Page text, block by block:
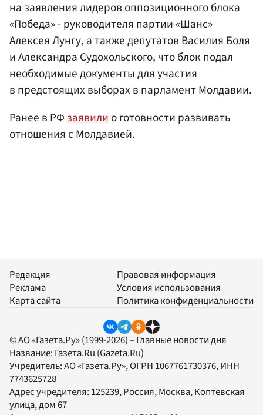
на заявления лидеров оппозиционного блока
«Победа» - руководителя партии «Шанс»
Алексея Лунгу, а также депутатов Василия Боля
и Александра Судохольского, что блок подал
необходимые документы для участия
в предстоящих выборах в парламент Молдавии.
Ранее в РФзаявилио готовности развивать
отношения с Молдавией.
Редакция
Реклама
Карта сайта
Правовая информация
Условия использования
Политика конфиденциальности
© АО «Газета.Ру» (1999-2026) – Главные новости дня
Название: Газета.Ru (Gazeta.Ru)
Учредитель:АО «Газета.Ру», ОГРН 1067761730376, ИНН
7743625728
Адрес учредителя: 125239, Россия, Москва, Коптевская
улица, дом 67